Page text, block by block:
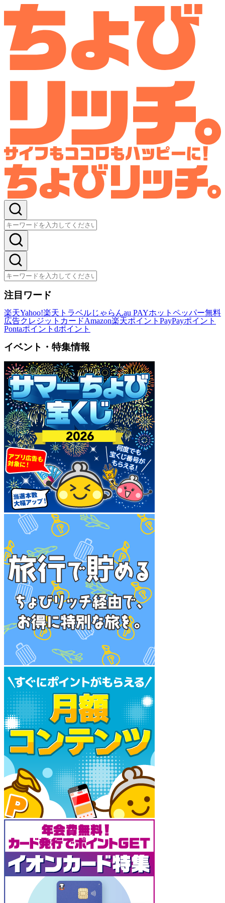
注目ワード
楽天Yahoo!楽天トラベルじゃらんau PAYホットペッパー無料
広告クレジットカードAmazon楽天ポイント PayPayポイント
Pontaポイント dポイント
イベント・特集情報